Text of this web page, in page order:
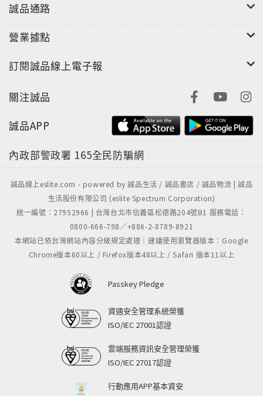
誠品通路
營業據點
訂閱誠品線上電子報
關注誠品
誠品APP
內政部警政署 165全民防騙網
誠品線上eslite.com - powered by 誠品生活 / 誠品書店 / 誠品物流 | 誠品
生活股份有限公司 (eslite Spectrum Corporation)
統一編號：27952966 | 台灣台北市信義區松德路204號B1 服務電話：
0800-666-798／+886-2-8789-8921
本網站已依台灣網站內容分級規定處理｜建議使用瀏覽器版本：Google
Chrome版本60以上 / Firefox版本48以上 / Safari 版本11以上
Passkey Pledge
資通安全管理系統榮獲
ISO/IEC 27001認證
雲端服務資訊安全管理榮獲
ISO/IEC 27017認證
行動應用APP基本資安